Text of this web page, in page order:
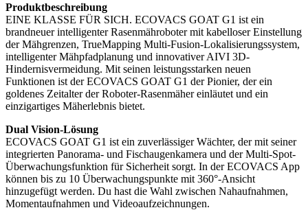
Produktbeschreibung
EINE KLASSE FÜR SICH. ECOVACS GOAT G1 ist ein
brandneuer intelligenter Rasenmähroboter mit kabelloser Einstellung
der Mähgrenzen, TrueMapping Multi-Fusion-Lokalisierungssystem,
intelligenter Mähpfadplanung und innovativer AIVI 3D-
Hindernisvermeidung. Mit seinen leistungsstarken neuen
Funktionen ist der ECOVACS GOAT G1 der Pionier, der ein
goldenes Zeitalter der Roboter-Rasenmäher einläutet und ein
einzigartiges Mäherlebnis bietet.
Dual Vision-Lösung
ECOVACS GOAT G1 ist ein zuverlässiger Wächter, der mit seiner
integrierten Panorama- und Fischaugenkamera und der Multi-Spot-
Überwachungsfunktion für Sicherheit sorgt. In der ECOVACS App
können bis zu 10 Überwachungspunkte mit 360°-Ansicht
hinzugefügt werden. Du hast die Wahl zwischen Nahaufnahmen,
Momentaufnahmen und Videoaufzeichnungen.